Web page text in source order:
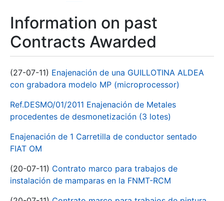
Information on past
Contracts Awarded
(27-07-11) Enajenación de una GUILLOTINA ALDEA
con grabadora modelo MP (microprocessor)
Ref.DESMO/01/2011 Enajenación de Metales
procedentes de desmonetización (3 lotes)
Enajenación de 1 Carretilla de conductor sentado
FIAT OM
(20-07-11) Contrato marco para trabajos de
instalación de mamparas en la FNMT-RCM